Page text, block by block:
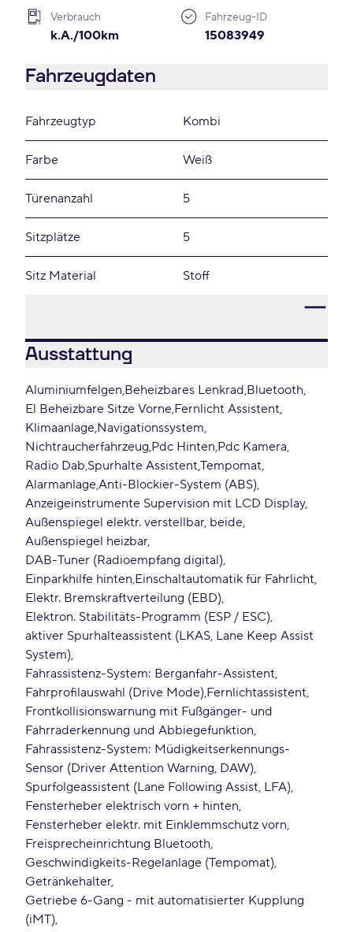
Verbrauch
k.A./100km
Fahrzeug-ID
15083949
Fahrzeugdaten
Fahrzeugtyp Kombi
Farbe Weiß
Türenanzahl 5
Sitzplätze 5
Sitz Material Stoff
Ausstattung
Aluminiumfelgen Beheizbares Lenkrad Bluetooth
El Beheizbare Sitze Vorne Fernlicht Assistent
Klimaanlage Navigationssystem
Nichtraucherfahrzeug Pdc Hinten Pdc Kamera
Radio Dab Spurhalte AssistentTempomat
AlarmanlageAnti-Blockier-System (ABS)
Anzeigeinstrumente Supervision mit LCD Display
Außenspiegel elektr. verstellbar, beide
Außenspiegel heizbar
DAB-Tuner (Radioempfang digital)
Einparkhilfe hinten Einschaltautomatik für Fahrlicht
Elektr. Bremskraftverteilung (EBD)
Elektron. Stabilitäts-Programm (ESP / ESC)
aktiver Spurhalteassistent (LKAS, Lane Keep Assist
System)
Fahrassistenz-System: Berganfahr-Assistent
Fahrprofilauswahl (Drive Mode) Fernlichtassistent
Frontkollisionswarnung mit Fußgänger- und
Fahrraderkennung und Abbiegefunktion
Fahrassistenz-System: Müdigkeitserkennungs-
Sensor (Driver Attention Warning, DAW)
Spurfolgeassistent (Lane Following Assist, LFA)
Fensterheber elektrisch vorn + hinten
Fensterheber elektr. mit Einklemmschutz vorn
Freisprecheinrichtung Bluetooth
Geschwindigkeits-Regelanlage (Tempomat)
Getränkehalter
Getriebe 6-Gang - mit automatisierter Kupplung
(iMT)